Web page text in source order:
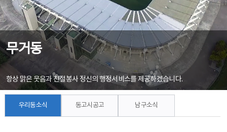
무거동
항상 맑은 웃음과 친절봉사 정신의 행정서비스를 제공하겠습니다.
우리동소식 동고시공고 남구소식